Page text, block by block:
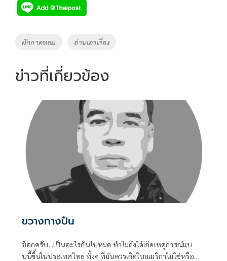
e
b
o
k
tt
er
p
y
Li
k
Tags
ผักกาดหอม อ่านเอาเรื่อง
ข่าวที่เกี่ยวข้อง
ขวางทางปืน
ช็อกครับ...เป็นอะไรกันไปหมด ทำไมถึงได้เกิดเหตุการณ์แบ
บนี้ขึ้่นในประเทศไทย ทั้งๆ ที่มันควรเกิดในอเมริกาไม่ใช่หรือ